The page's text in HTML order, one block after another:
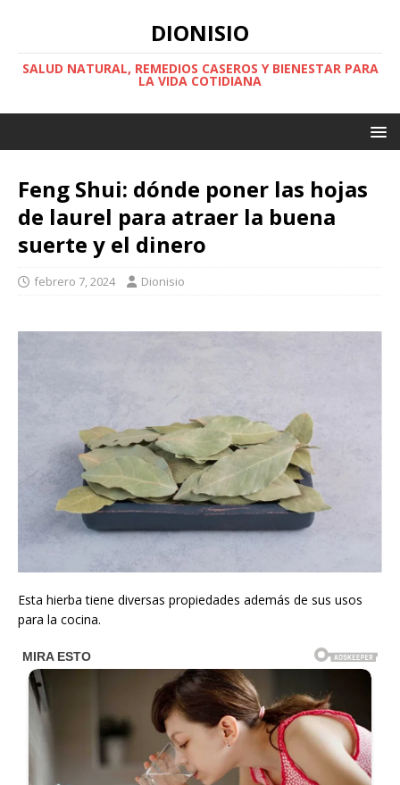
DIONISIO
SALUD NATURAL, REMEDIOS CASEROS Y BIENESTAR PARA
LA VIDA COTIDIANA
Feng Shui: dónde poner las hojas
de laurel para atraer la buena
suerte y el dinero
febrero 7, 2024 Dionisio
Esta hierba tiene diversas propiedades además de sus usos
para la cocina.